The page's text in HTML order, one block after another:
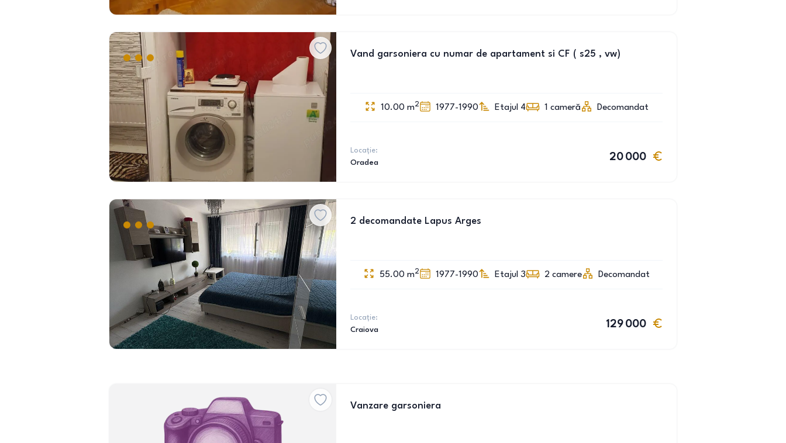
Vand garsoniera cu numar de apartament si CF ( s25 , vw)
10.00 m2 1977-1990 Etajul 4 1 cameră Decomandat
Locație:
Oradea
20 000
2 decomandate Lapus Arges
55.00 m2 1977-1990 Etajul 3 2 camere Decomandat
Locație:
Craiova
129 000
Vanzare garsoniera